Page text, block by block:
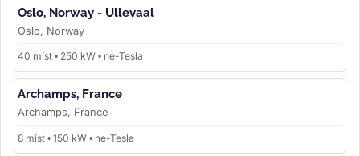
Oslo, Norway - Ullevaal
Oslo, Norway
40 míst • 250 kW • ne-Tesla
Archamps, France
Archamps, France
8 míst • 150 kW • ne-Tesla